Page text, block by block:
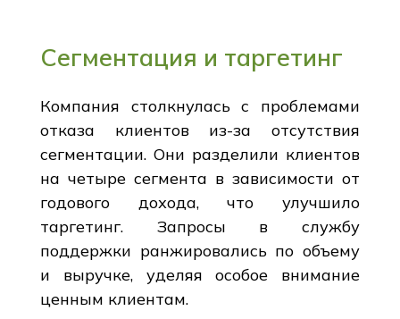
Сегментация и таргетинг
Компания столкнулась с проблемами
отказа клиентов из-за отсутствия
сегментации. Они разделили клиентов
на четыре сегмента в зависимости от
годового дохода, что улучшило
таргетинг. Запросы в службу
поддержки ранжировались по объему
и выручке, уделяя особое внимание
ценным клиентам.